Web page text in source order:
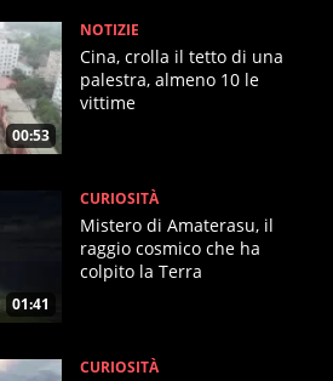
00:53
NOTIZIE
Cina, crolla il tetto di una
palestra, almeno 10 le
vittime
01:41
CURIOSITÀ
Mistero di Amaterasu, il
raggio cosmico che ha
colpito la Terra
CURIOSITÀ